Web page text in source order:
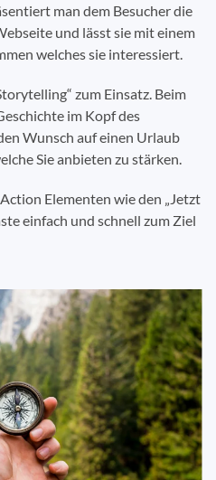
man dem Besucher die
und lässt sie mit einem
welches sie interessiert.
zum Einsatz. Beim
im Kopf des
Wunsch auf einen Urlaub
Sie anbieten zu stärken.
Elementen wie den „Jetzt
einfach und schnell zum Ziel